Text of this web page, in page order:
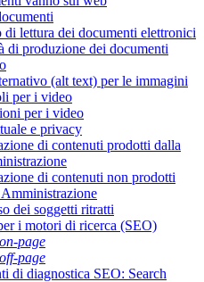
di lettura dei documenti elettronici
di produzione dei documenti
(alt text) per le immagini
per i video
per i video
e privacy
di contenuti prodotti dalla
di contenuti non prodotti
dei soggetti ritratti
i motori di ricerca (SEO)
on-page
off-page
di diagnostica SEO: Search